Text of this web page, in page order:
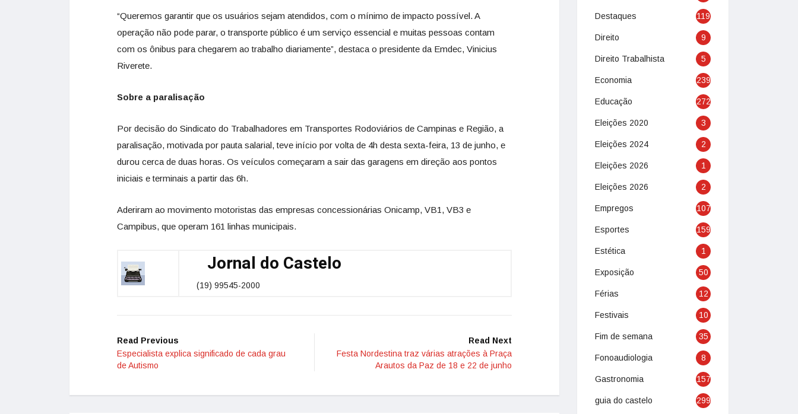
“Queremos garantir que os usuários sejam atendidos, com o mínimo de impacto possível. A
operação não pode parar, o transporte público é um serviço essencial e muitas pessoas contam
com os ônibus para chegarem ao trabalho diariamente”, destaca o presidente da Emdec, Vinicius
Riverete.
Sobre a paralisação
Por decisão do Sindicato do Trabalhadores em Transportes Rodoviários de Campinas e Região, a
paralisação, motivada por pauta salarial, teve início por volta de 4h desta sexta-feira, 13 de junho, e
durou cerca de duas horas. Os veículos começaram a sair das garagens em direção aos pontos
iniciais e terminais a partir das 6h.
Aderiram ao movimento motoristas das empresas concessionárias Onicamp, VB1, VB3 e
Campibus, que operam 161 linhas municipais.
Jornal do Castelo
(19) 99545-2000
Read Previous
Especialista explica significado de cada grau
de Autismo
Read Next
Festa Nordestina traz várias atrações à Praça
Arautos da Paz de 18 e 22 de junho
Destaques 119
Direito 9
Direito Trabalhista 5
Economia 239
Educação 272
Eleições 2020 3
Eleições 2024 2
Eleições 2026 1
Eleições 2026 2
Empregos 107
Esportes 159
Estética 1
Exposição 50
Férias 12
Festivais 10
Fim de semana 35
Fonoaudiologia 8
Gastronomia 157
guia do castelo 299